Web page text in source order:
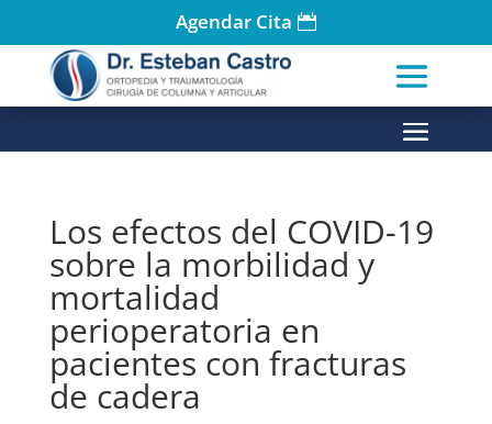
Agendar Cita
Los efectos del COVID-19
sobre la morbilidad y
mortalidad
perioperatoria en
pacientes con fracturas
de cadera